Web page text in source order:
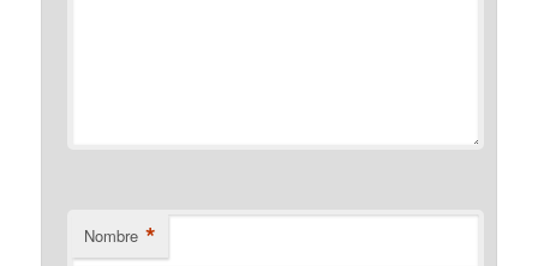
Nombre *